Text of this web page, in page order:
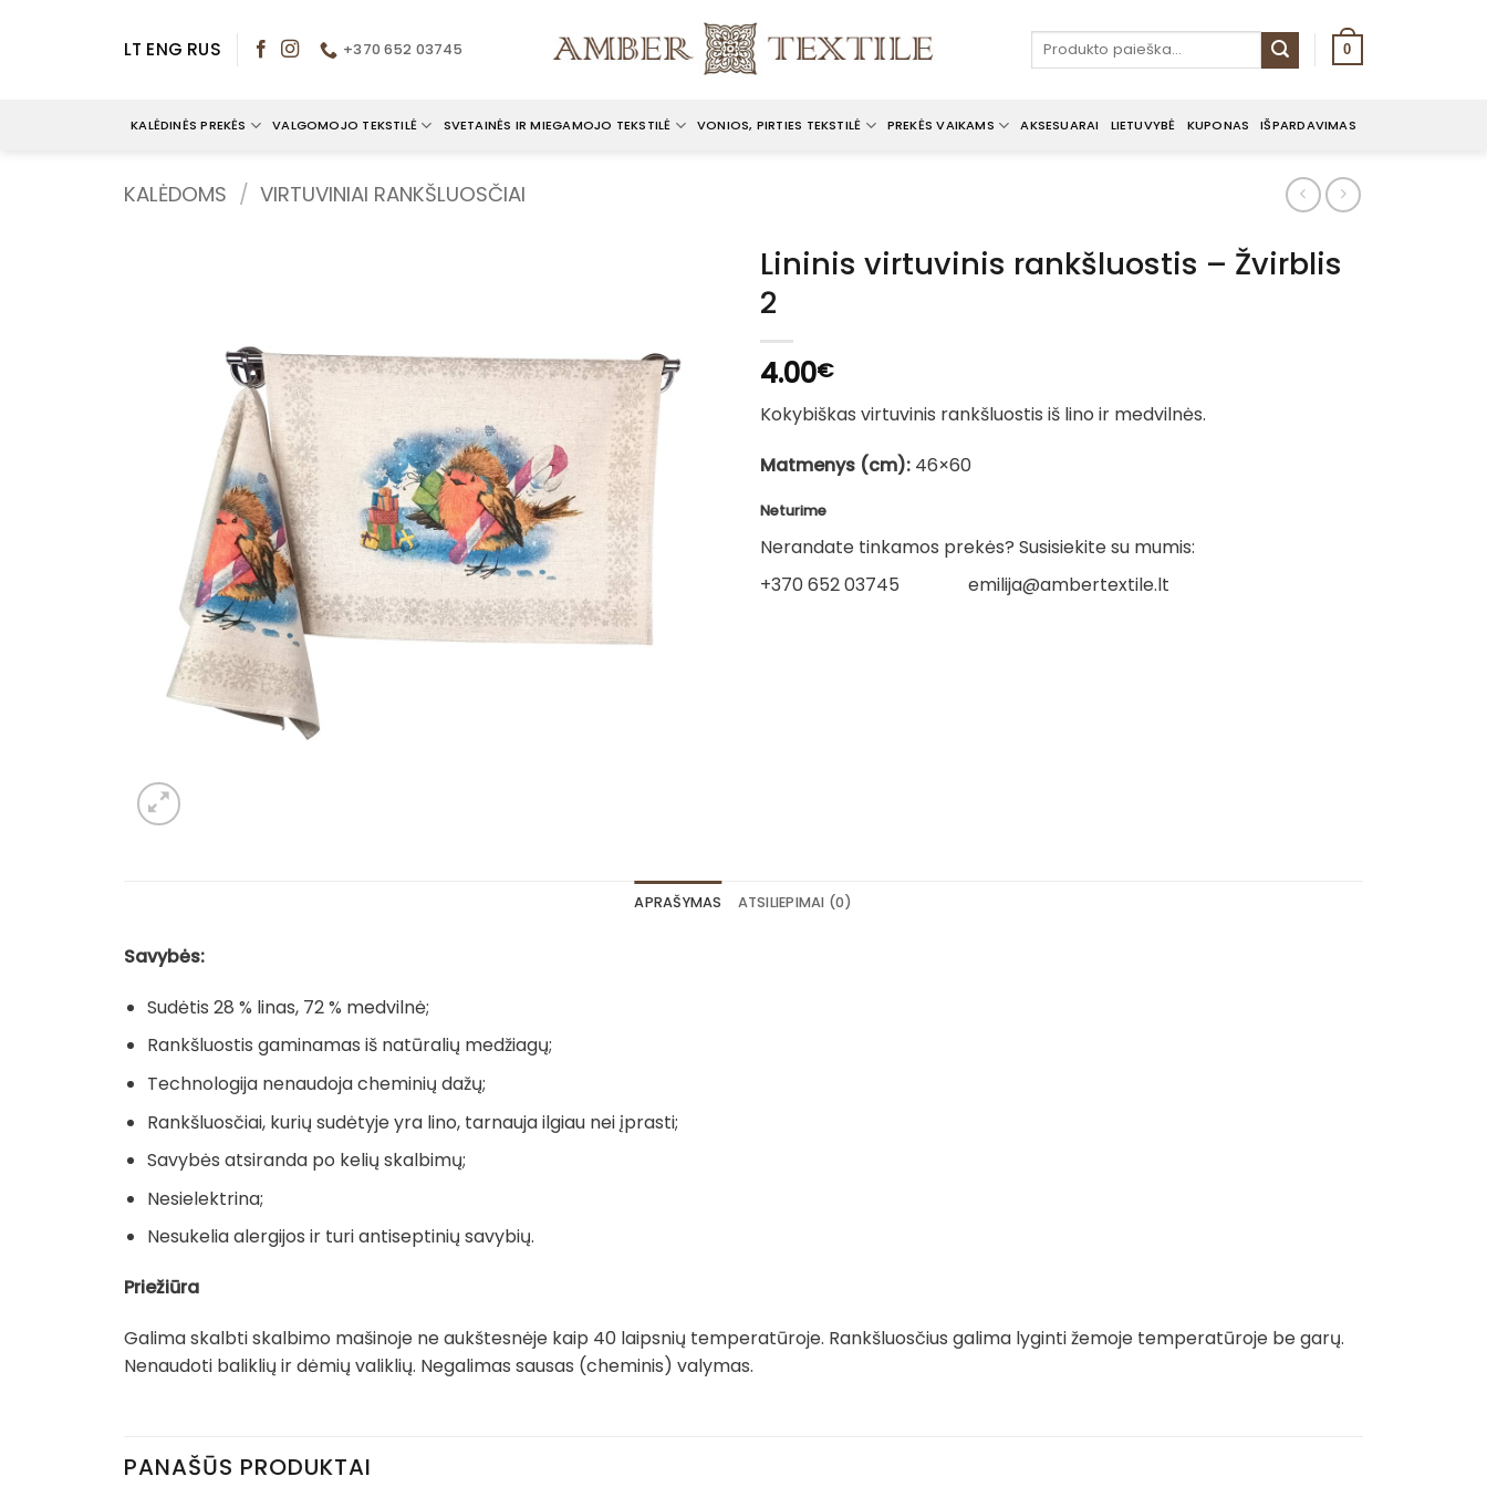
LT ENG RUS +370 652 03745 Ieškoti: 0
KALĖDINĖS PREKĖS VALGOMOJO TEKSTILĖ SVETAINĖS IR MIEGAMOJO TEKSTILĖ VONIOS, PIRTIES TEKSTILĖ PREKĖS VAIKAMS AKSESUARAI LIETUVYBĖ KUPONAS IŠPARDAVIMAS
KALĖDOMS / VIRTUVINIAI RANKŠLUOSČIAI
Lininis virtuvinis rankšluostis – Žvirblis
2
4.00€
Kokybiškas virtuvinis rankšluostis iš lino ir medvilnės.
Matmenys (cm): 46×60
Neturime
Nerandate tinkamos prekės? Susisiekite su mumis:
+370 652 03745
emilija@ambertextile.lt
APRAŠYMAS ATSILIEPIMAI (0)
Savybės:
Sudėtis 28 % linas, 72 % medvilnė;
Rankšluostis gaminamas iš natūralių medžiagų;
Technologija nenaudoja cheminių dažų;
Rankšluosčiai, kurių sudėtyje yra lino, tarnauja ilgiau nei įprasti;
Savybės atsiranda po kelių skalbimų;
Nesielektrina;
Nesukelia alergijos ir turi antiseptinių savybių.
Priežiūra
Galima skalbti skalbimo mašinoje ne aukštesnėje kaip 40 laipsnių temperatūroje. Rankšluosčius galima lyginti žemoje temperatūroje be garų.
Nenaudoti baliklių ir dėmių valiklių. Negalimas sausas (cheminis) valymas.
PANAŠŪS PRODUKTAI